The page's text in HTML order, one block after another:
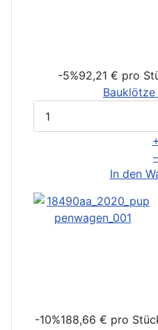
-5%92,21 € pro
Bauklötze
+
–
In den
-10%188,66 € pro